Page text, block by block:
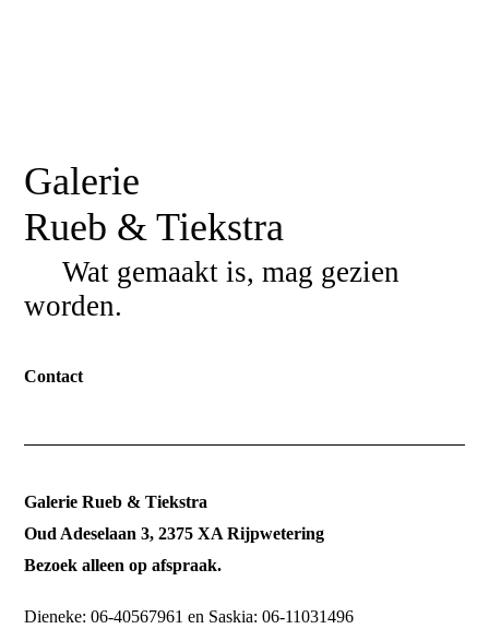
Galerie
Rueb & Tiekstra
Wat gemaakt is, mag gezien
worden.
Contact
Galerie Rueb & Tiekstra
Oud Adeselaan 3, 2375 XA Rijpwetering
Bezoek alleen op afspraak.
Dieneke: 06-40567961 en Saskia: 06-11031496